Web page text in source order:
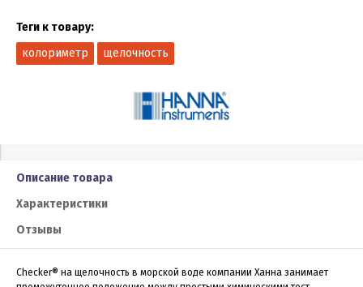
Теги к товару:
колориметр
щелочность
Описание товара
Характеристики
Отзывы
Checker® на щелочность в морской воде компании Ханна занимает